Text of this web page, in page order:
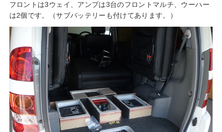
フロントは3ウェイ、アンプは3台のフロントマルチ、ウーハー
は2個です。（サブバッテリーも付けてあります。）